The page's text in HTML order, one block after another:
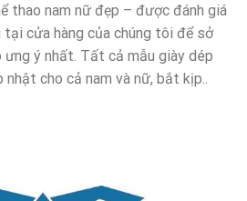
thao nam nữ đẹp – được đánh giá
tại cửa hàng của chúng tôi để sở
ý nhất. Tất cả mẫu giày dép
cho cả nam và nữ, bắt kịp..